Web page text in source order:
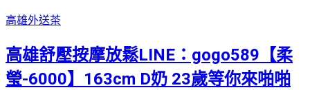
高雄外送茶
高雄舒壓按摩放鬆LINE：gogo589【柔
瑩-6000】163cm D奶 23歲等你來啪啪